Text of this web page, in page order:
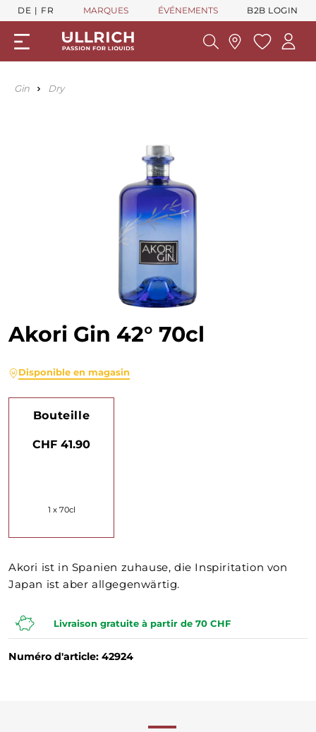
DE FR MARQUES ÉVÉNEMENTS B2B LOGIN
Gin Dry
Akori Gin 42° 70cl
Disponible en magasin
Bouteille
CHF 41.90
1 x 70cl
Akori ist in Spanien zuhause, die Inspiritation von
Japan ist aber allgegenwärtig.
Livraison gratuite à partir de 70 CHF
Numéro d'article: 42924